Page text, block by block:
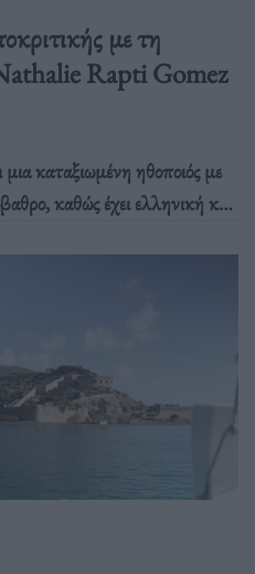
με τη
Rapti Gomez
καταξιωμένη ηθοποιός με
καθώς έχει ελληνική και